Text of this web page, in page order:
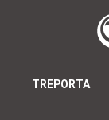
TREPORTA